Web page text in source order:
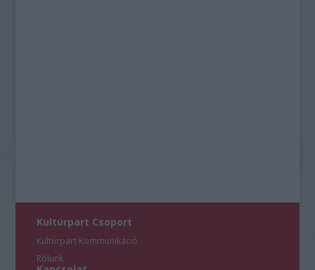
Kultúrpart Csoport
Kultúrpart Kommunikáció
Rólunk